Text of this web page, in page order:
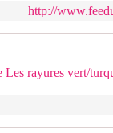
http://